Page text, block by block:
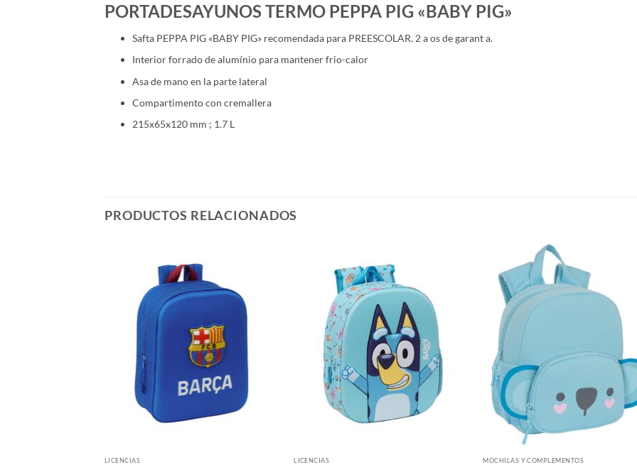
PORTADESAYUNOS TERMO PEPPA PIG «BABY PIG»
Safta PEPPA PIG «BABY PIG» recomendada para PREESCOLAR. 2 a os de garant a.
Interior forrado de alumínio para mantener frio-calor
Asa de mano en la parte lateral
Compartimento con cremallera
215x65x120 mm ; 1.7 L
PRODUCTOS RELACIONADOS
LICENCIAS LICENCIAS MOCHILAS Y COMPLEMENTOS